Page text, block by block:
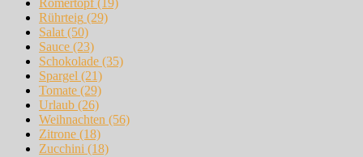
Römertopf(19)
Rührteig (29)
Salat (50)
Sauce (23)
Schokolade (35)
Spargel (21)
Tomate (29)
Urlaub (26)
Weihnachten (56)
Zitrone (18)
Zucchini (18)